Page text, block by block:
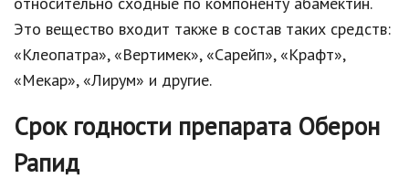
Это вещество входит также в состав таких средств:
«Клеопатра», «Вертимек», «Сарейп», «Крафт»,
«Мекар», «Лирум» и другие.
Срок годности препарата Оберон
Рапид